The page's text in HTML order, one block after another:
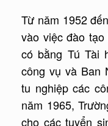
Từ năm 1952
vào việc đào
có bằng Tú Tài
công vụ và Ban
tu nghiệp các
năm 1965,
cho các tuyển